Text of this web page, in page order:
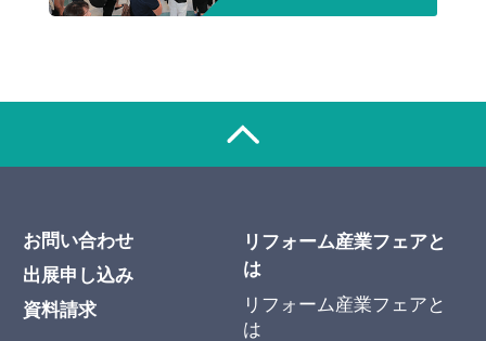
お問い合わせ
出展申し込み
資料請求
リフォーム産業フェアと
は
リフォーム産業フェアと
は